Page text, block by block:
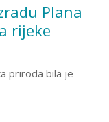
Plana
rijeke
priroda bila je